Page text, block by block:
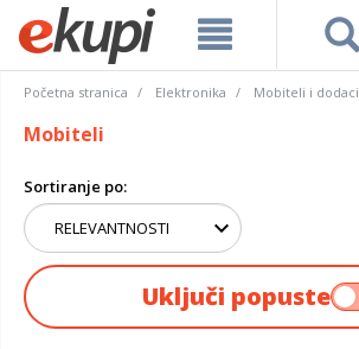
Početna stranica Elektronika Mobiteli i dodaci
Mobiteli
Sortiranje po:
Uključi popuste